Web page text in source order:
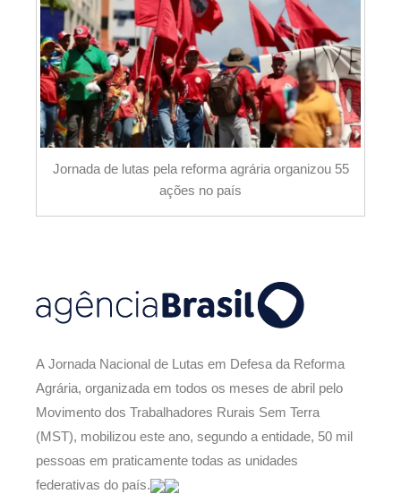
Jornada de lutas pela reforma agrária organizou 55
ações no país
A Jornada Nacional de Lutas em Defesa da Reforma
Agrária, organizada em todos os meses de abril pelo
Movimento dos Trabalhadores Rurais Sem Terra
(MST), mobilizou este ano, segundo a entidade, 50 mil
pessoas em praticamente todas as unidades
federativas do país.